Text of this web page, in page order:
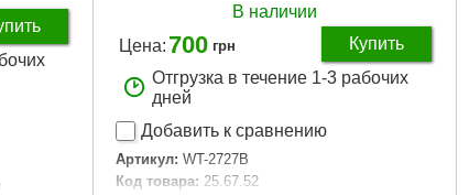
В наличии
Цена: 700 грн
Купить
Отгрузка в течение 1-3 рабочих
дней
Добавить к сравнению
Артикул: WT-2727B
Код товара: 25.67.52